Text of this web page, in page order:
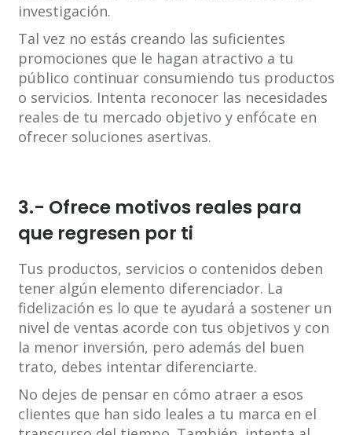
investigación.
Tal vez no estás creando las suficientes
promociones que le hagan atractivo a tu
público continuar consumiendo tus productos
o servicios. Intenta reconocer las necesidades
reales de tu mercado objetivo y enfócate en
ofrecer soluciones asertivas.
3.- Ofrece motivos reales para
que regresen por ti
Tus productos, servicios o contenidos deben
tener algún elemento diferenciador. La
fidelización es lo que te ayudará a sostener un
nivel de ventas acorde con tus objetivos y con
la menor inversión, pero además del buen
trato, debes intentar diferenciarte.
No dejes de pensar en cómo atraer a esos
clientes que han sido leales a tu marca en el